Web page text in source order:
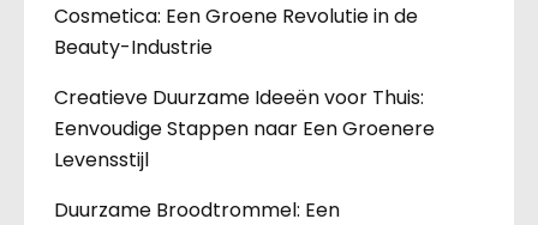
Cosmetica: Een Groene Revolutie in de
Beauty-Industrie
Creatieve Duurzame Ideeën voor Thuis:
Eenvoudige Stappen naar Een Groenere
Levensstijl
Duurzame Broodtrommel: Een